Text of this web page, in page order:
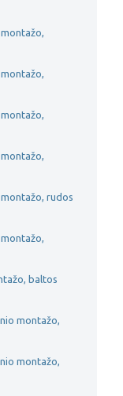
montažo,
montažo,
montažo,
montažo,
montažo, rudos
montažo,
baltos
montažo,
montažo,